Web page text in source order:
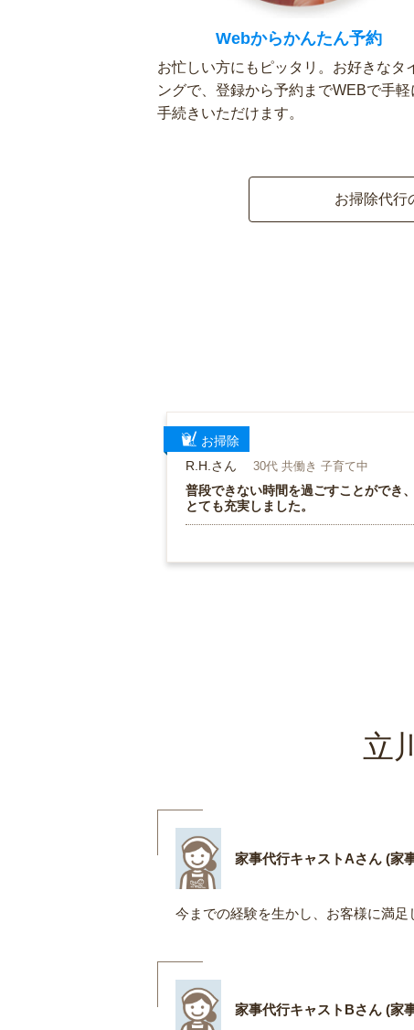
Webからかんたん予約
お忙しい方にもピッタリ。お好きなタ
ングで、登録から予約までWEBで手軽
手続きいただけます。
お掃除代行
お掃除
R.H.さん
30代 共働き 子育て中
普段できない時間を過ごすことができ
とても充実しました。
立
家事代行キャストAさん (家
今までの経験を生かし、お客様に満
家事代行キャストBさん (家